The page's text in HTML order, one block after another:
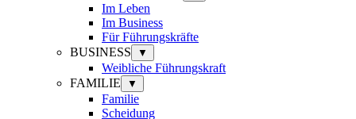
Im Leben
Im Business
Für Führungskräfte
BUSINESS
▼
Weibliche Führungskraft
FAMILIE
▼
Familie
Scheidung